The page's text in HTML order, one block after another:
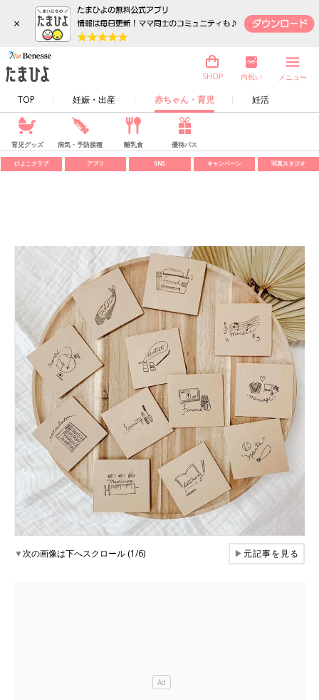
×
TOP 妊娠・出産 赤ちゃん・育児 妊活
SHOP 内祝い メニュー
育児グッズ 病気・予防接種 離乳食 優待パス
ひよこクラブ アプリ SNS キャンペーン 写真スタジオ
▼次の画像は下へスクロール (1/6) ▶元記事を見る